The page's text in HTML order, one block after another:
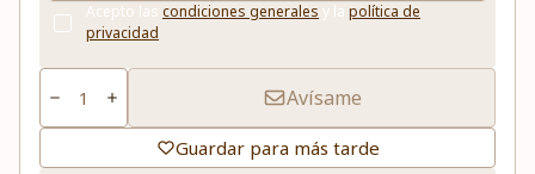
Acepto las condiciones generales y la política de
privacidad
Avísame
Guardar para más tarde